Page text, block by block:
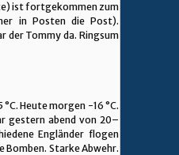
ist fortgekommen zum
in Posten die Post).
der Tommy da. Ringsum
Heute morgen -16 °C.
gestern abend von 20–
Engländer flogen
Bomben. Starke Abwehr.